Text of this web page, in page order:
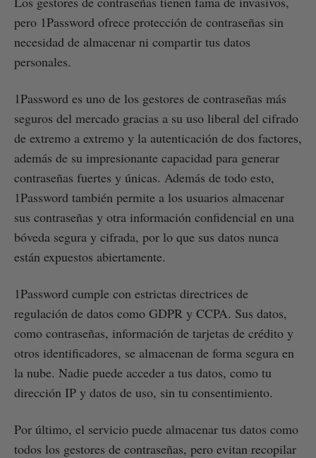
pero 1Password ofrece protección de contraseñas sin
necesidad de almacenar ni compartir tus datos
personales.
1Password es uno de los gestores de contraseñas más
seguros del mercado gracias a su uso liberal del cifrado
de extremo a extremo y la autenticación de dos factores,
además de su impresionante capacidad para generar
contraseñas fuertes y únicas. Además de todo esto,
1Password también permite a los usuarios almacenar
sus contraseñas y otra información confidencial en una
bóveda segura y cifrada, por lo que sus datos nunca
están expuestos abiertamente.
1Password cumple con estrictas directrices de
regulación de datos como GDPR y CCPA. Sus datos,
como contraseñas, información de tarjetas de crédito y
otros identificadores, se almacenan de forma segura en
la nube. Nadie puede acceder a tus datos, como tu
dirección IP y datos de uso, sin tu consentimiento.
Por último, el servicio puede almacenar tus datos como
todos los gestores de contraseñas, pero evitan recopilar